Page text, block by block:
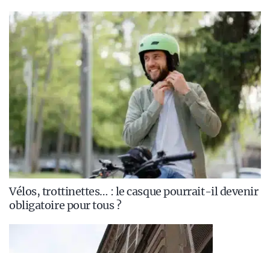
Vélos, trottinettes… : le casque pourrait-il devenir
obligatoire pour tous ?